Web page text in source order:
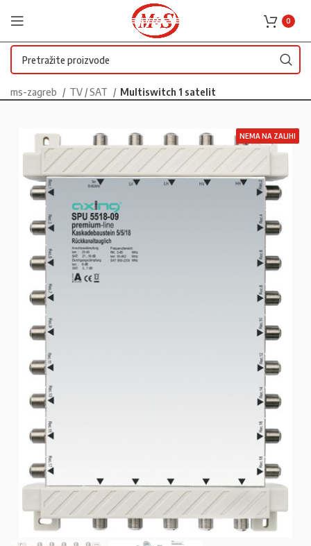
0
ms-zagreb TV / SAT Multiswitch 1 satelit
NEMA NA ZALIHI